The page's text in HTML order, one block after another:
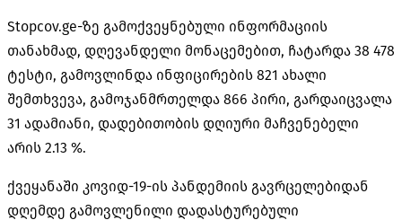
Stopcov.ge-ზე გამოქვეყნებული ინფორმაციის
თანახმად, დღევანდელი მონაცემებით, ჩატარდა 38 478
ტესტი, გამოვლინდა ინფიცირების 821 ახალი
შემთხვევა, გამოჯანმრთელდა 866 პირი, გარდაიცვალა
31 ადამიანი, დადებითობის დღიური მაჩვენებელი
არის 2.13 %.
ქვეყანაში კოვიდ-19-ის პანდემიის გავრცელებიდან
დღემდე გამოვლენილი დადასტურებული